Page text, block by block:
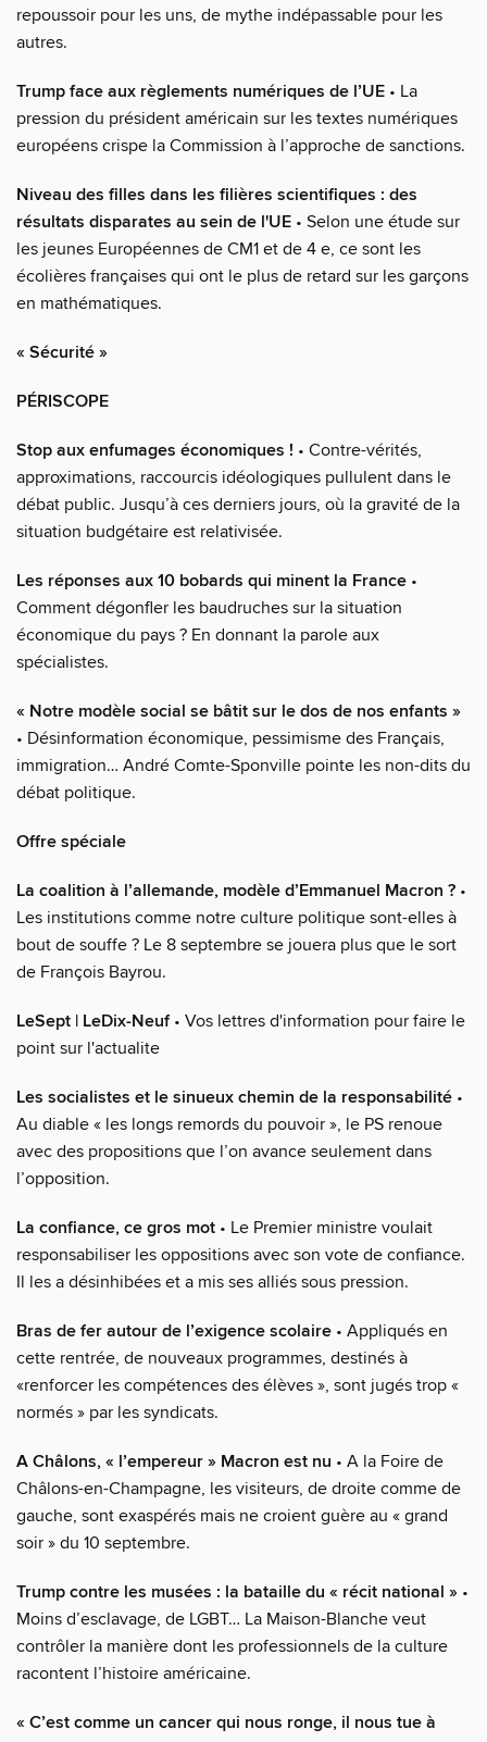
repoussoir pour les uns, de mythe indépassable pour les
autres.
Trump face aux règlements numériques de l’UE • La
pression du président américain sur les textes numériques
européens crispe la Commission à l’approche de sanctions.
Niveau des filles dans les filières scientifiques : des
résultats disparates au sein de l'UE • Selon une étude sur
les jeunes Européennes de CM1 et de 4 e, ce sont les
écolières françaises qui ont le plus de retard sur les garçons
en mathématiques.
« Sécurité »
PÉRISCOPE
Stop aux enfumages économiques ! • Contre-vérités,
approximations, raccourcis idéologiques pullulent dans le
débat public. Jusqu’à ces derniers jours, où la gravité de la
situation budgétaire est relativisée.
Les réponses aux 10 bobards qui minent la France •
Comment dégonfler les baudruches sur la situation
économique du pays ? En donnant la parole aux
spécialistes.
« Notre modèle social se bâtit sur le dos de nos enfants »
• Désinformation économique, pessimisme des Français,
immigration… André Comte-Sponville pointe les non-dits du
débat politique.
Offre spéciale
La coalition à l’allemande, modèle d’Emmanuel Macron ? •
Les institutions comme notre culture politique sont-elles à
bout de souffe ? Le 8 septembre se jouera plus que le sort
de François Bayrou.
LeSept | LeDix-Neuf• Vos lettres d'information pour faire le
point sur l'actualite
Les socialistes et le sinueux chemin de la responsabilité •
Au diable « les longs remords du pouvoir », le PS renoue
avec des propositions que l’on avance seulement dans
l’opposition.
La confiance, ce gros mot • Le Premier ministre voulait
responsabiliser les oppositions avec son vote de confiance.
Il les a désinhibées et a mis ses alliés sous pression.
Bras de fer autour de l’exigence scolaire • Appliqués en
cette rentrée, de nouveaux programmes, destinés à
«renforcer les compétences des élèves », sont jugés trop «
normés » par les syndicats.
A Châlons, « l’empereur » Macron est nu • A la Foire de
Châlons-en-Champagne, les visiteurs, de droite comme de
gauche, sont exaspérés mais ne croient guère au « grand
soir » du 10 septembre.
Trump contre les musées : la bataille du « récit national » •
Moins d’esclavage, de LGBT… La Maison-Blanche veut
contrôler la manière dont les professionnels de la culture
racontent l’histoire américaine.
« C’est comme un cancer qui nous ronge, il nous tue à